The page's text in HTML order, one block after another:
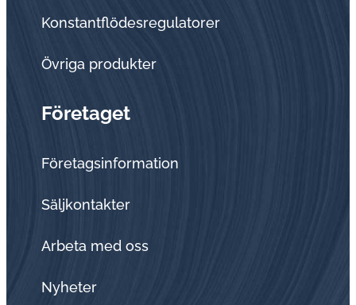
Konstantflödesregulatorer
Övriga produkter
Företaget
Företagsinformation
Sälj­kon­tak­ter
Arbeta med oss
Nyheter